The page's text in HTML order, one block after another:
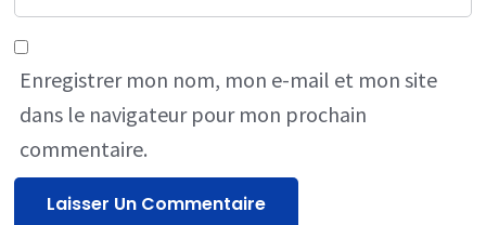
Enregistrer mon nom, mon e-mail et mon site
dans le navigateur pour mon prochain
commentaire.